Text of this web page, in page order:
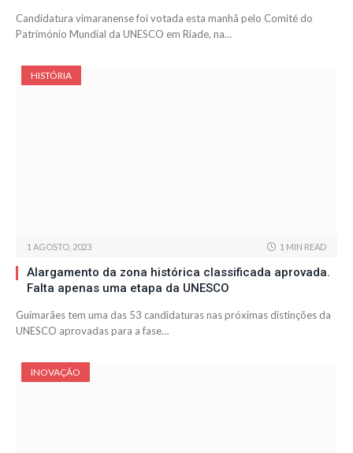
Candidatura vimaranense foi votada esta manhã pelo Comité do
Património Mundial da UNESCO em Riade, na…
HISTÓRIA
1 AGOSTO, 2023 1 MIN READ
Alargamento da zona histórica classificada aprovada.
Falta apenas uma etapa da UNESCO
Guimarães tem uma das 53 candidaturas nas próximas distinções da
UNESCO aprovadas para a fase…
INOVAÇÃO